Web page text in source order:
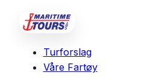
Turforslag
Våre Fartøy